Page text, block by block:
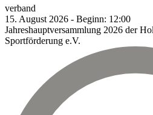
verband
15. August 2026 - Beginn: 12:00
Jahreshauptversammlung 2026 der
Sportförderung e.V.